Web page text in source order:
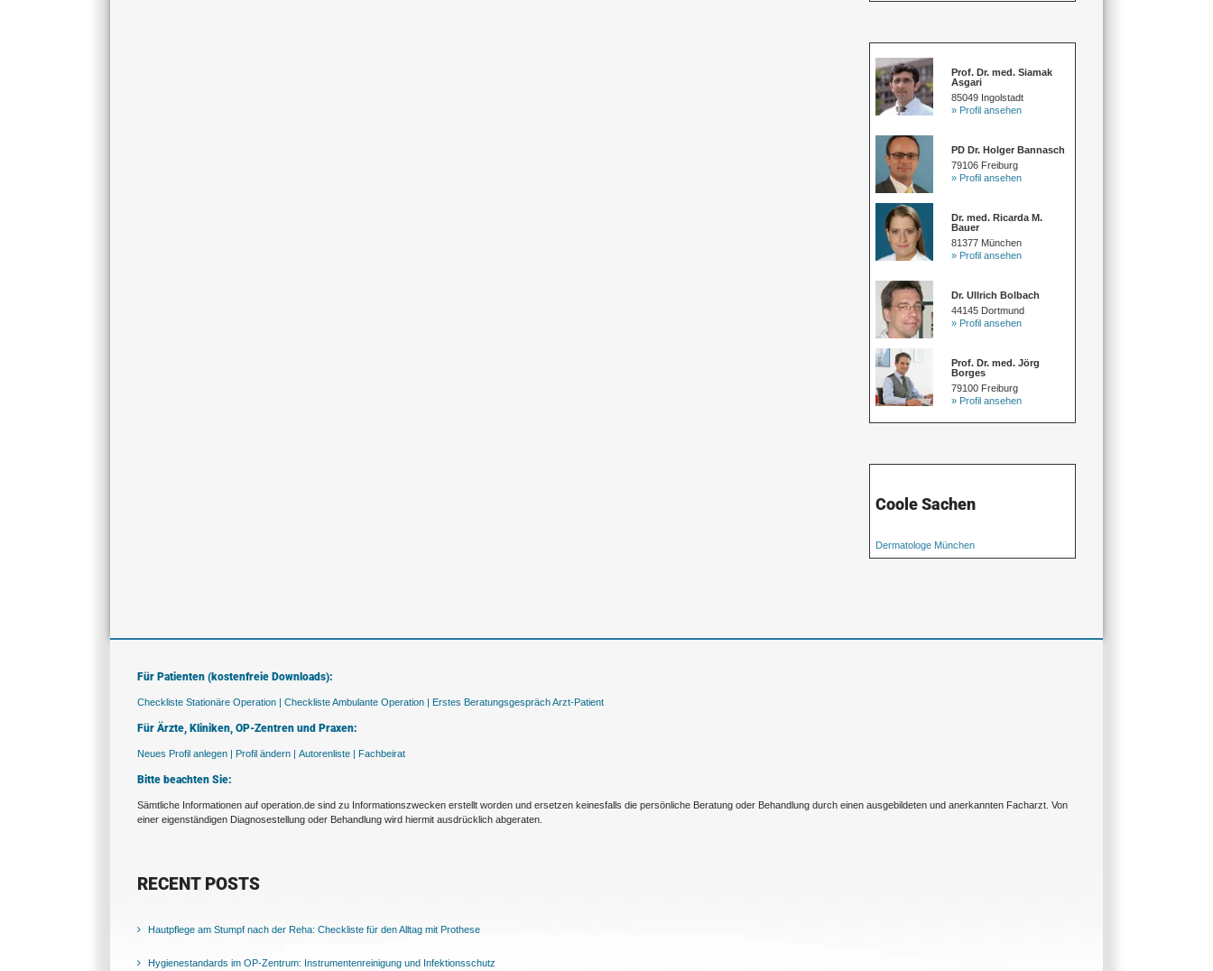
Prof. Dr. med. Siamak
Asgari
85049 Ingolstadt
» Profil ansehen
PD Dr. Holger Bannasch
79106 Freiburg
» Profil ansehen
Dr. med. Ricarda M.
Bauer
81377 München
» Profil ansehen
Dr. Ullrich Bolbach
44145 Dortmund
» Profil ansehen
Prof. Dr. med. Jörg
Borges
79100 Freiburg
» Profil ansehen
Coole Sachen
Dermatologe München
Für Patienten (kostenfreie Downloads):
Checkliste Stationäre Operation | Checkliste Ambulante Operation | Erstes Beratungsgespräch Arzt-Patient
Für Ärzte, Kliniken, OP-Zentren und Praxen:
Neues Profil anlegen | Profil ändern | Autorenliste | Fachbeirat
Bitte beachten Sie:
Sämtliche Informationen auf operation.de sind zu Informationszwecken erstellt worden und ersetzen keinesfalls die persönliche Beratung oder Behandlung durch einen ausgebildeten und anerkannten Facharzt. Von
einer eigenständigen Diagnosestellung oder Behandlung wird hiermit ausdrücklich abgeraten.
RECENT POSTS
Hautpflege am Stumpf nach der Reha: Checkliste für den Alltag mit Prothese
Hygienestandards im OP-Zentrum: Instrumentenreinigung und Infektionsschutz